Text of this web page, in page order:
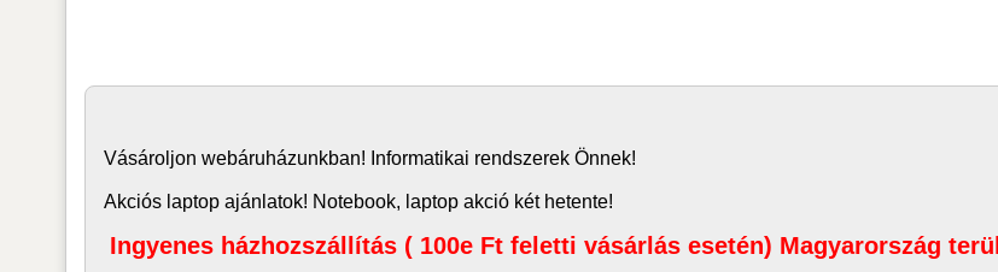
Vásároljon webáruházunkban! Informatikai rendszerek Önnek!
Akciós laptop ajánlatok! Notebook, laptop akció két hetente!
Ingyenes házhozszállítás ( 100e Ft feletti vásárlás esetén) Magyarország